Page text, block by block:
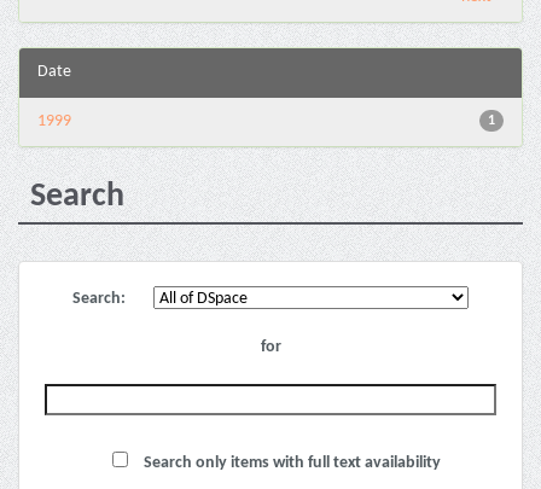
Date
1
1999
Search
Search:
for
Search only items with full text availability